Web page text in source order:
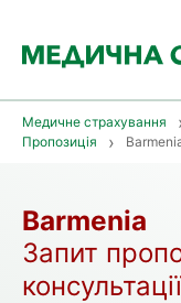
Медичне страхування
Пропозиція
Barmenia
Запит
консультації